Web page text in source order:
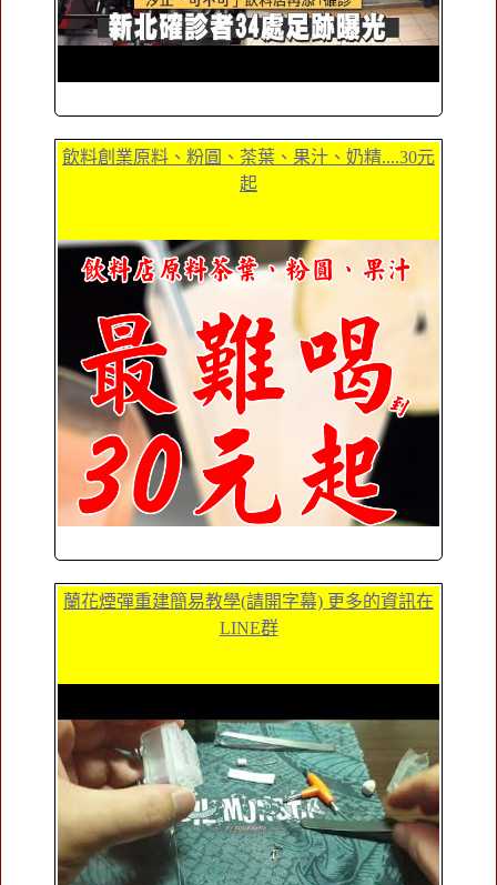
飲料創業原料、粉圓、茶葉、果汁、奶精....30元
起
蘭花煙彈重建簡易教學(請開字幕) 更多的資訊在
LINE群